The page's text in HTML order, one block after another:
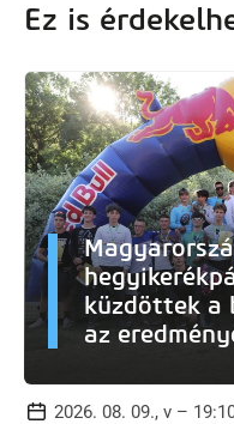
Ez is
küzdöttek a
az
2026. 08. 09., v –